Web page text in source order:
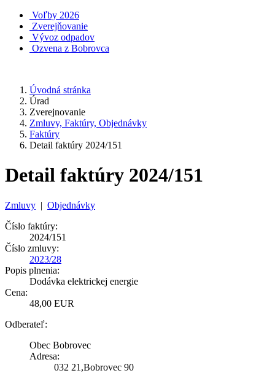
Voľby 2026
Zverejňovanie
Vývoz odpadov
Ozvena z Bobrovca
Úvodná stránka
Úrad
Zverejnovanie
Zmluvy, Faktúry, Objednávky
Faktúry
Detail faktúry 2024/151
Detail faktúry 2024/151
Zmluvy | Objednávky
Číslo faktúry:
2024/151
Číslo zmluvy:
2023/28
Popis plnenia:
Dodávka elektrickej energie
Cena:
48,00 EUR
Odberateľ:
Obec Bobrovec
Adresa:
032 21,Bobrovec 90